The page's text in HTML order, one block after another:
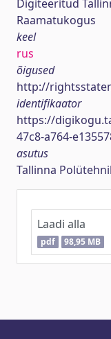
Digiteeritud
Raamatukogus
keel
rus
õigused
http://
identifikaator
https://
47c8-a764-
asutus
Tallinna
Laadi alla
pdf 98,95 MB